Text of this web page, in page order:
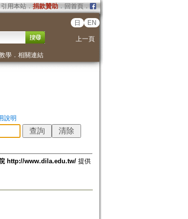
引用本站． 捐款贊助．回首頁．
日 EN
上一頁
學． 相關連結
說明
http://www.dila.edu.tw/提供